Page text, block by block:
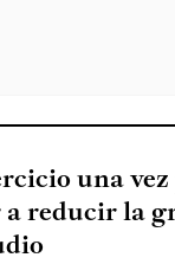
una
a reducir la